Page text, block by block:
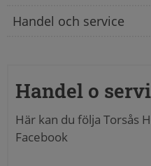
Handel och service
Handel o
Här kan du följa Torsås
Facebook